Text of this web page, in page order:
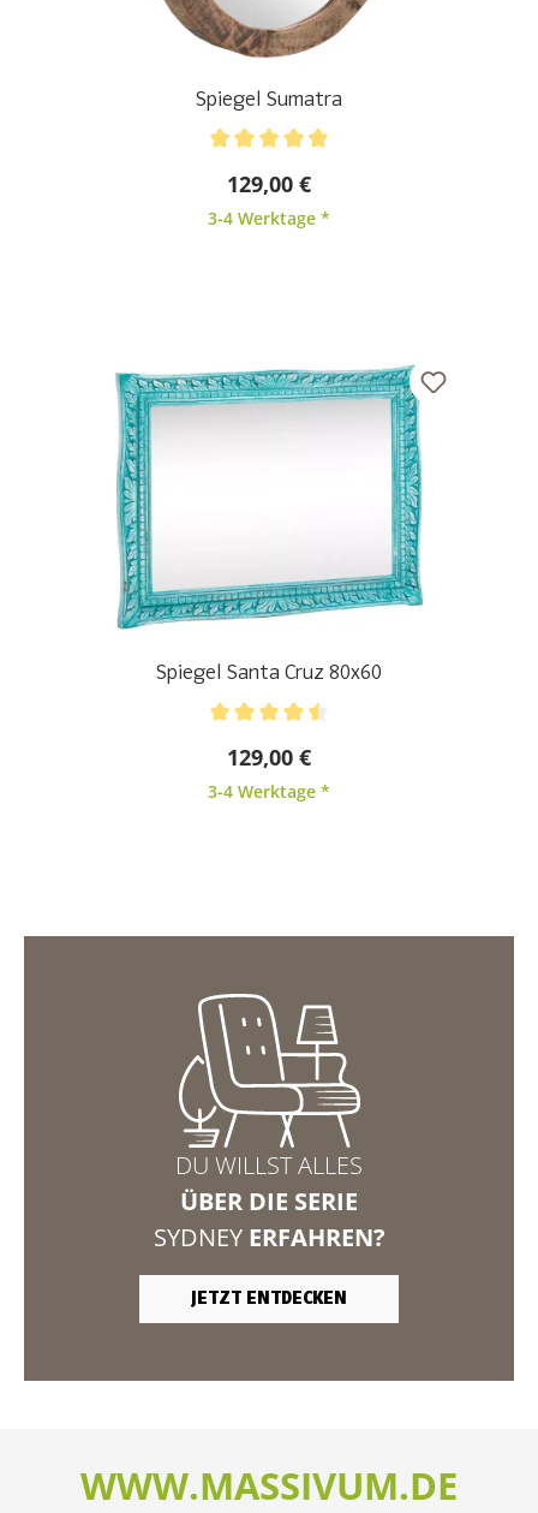
Spiegel Sumatra
129,00 €
3-4 Werktage *
Spiegel Santa Cruz 80x60
129,00 €
3-4 Werktage *
DU WILLST ALLES
ÜBER DIE SERIE
SYDNEYERFAHREN?
JETZT ENTDECKEN
WWW.MASSIVUM.DE